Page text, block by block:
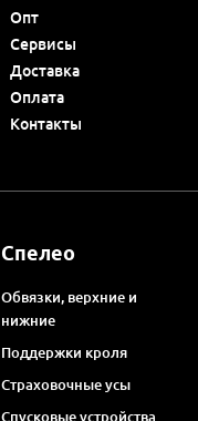
Опт
Сервисы
Доставка
Оплата
Контакты
Спелео
Обвязки, верхние и
нижние
Поддержки кроля
Страховочные усы
Спусковые устройства